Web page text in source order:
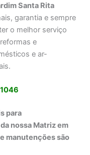
Santa Rita
garantia e sempre
o melhor serviço
e
e ar-
para
nossa Matriz em
manutenções são